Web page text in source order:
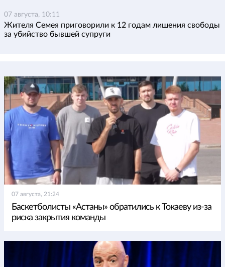
07 августа, 10:11
Жителя Семея приговорили к 12 годам лишения свободы
за убийство бывшей супруги
07 августа, 21:24
Баскетболисты «Астаны» обратились к Токаеву из-за
риска закрытия команды